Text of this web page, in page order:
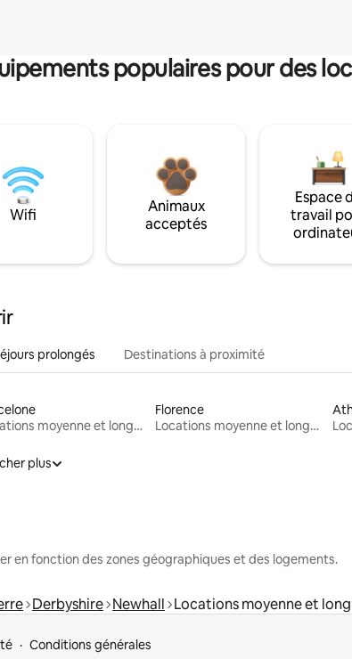
populaires pour des
Wifi
Animaux
acceptés
Espace
travail
prolongés Destinations à proximité
Locations moyenne et longue durée
Florence
Locations moyenne et longue durée
plus
en fonction des zones géographiques et des logements.
Derbyshire Newhall Locations moyenne et
Conditions générales